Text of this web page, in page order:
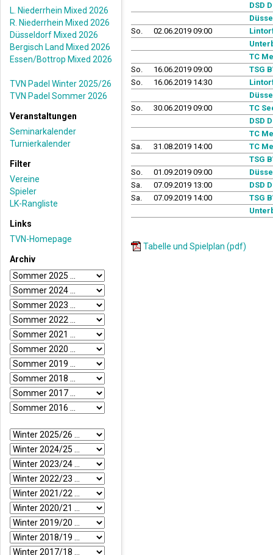
L. Niederrhein Mixed 2026
R. Niederrhein Mixed 2026
Düsseldorf Mixed 2026
Bergisch Land Mixed 2026
Essen/Bottrop Mixed 2026
TVN Padel Winter 2025/26
TVN Padel Sommer 2026
Veranstaltungen
Seminarkalender
Turnierkalender
Filter
Vereine
Spieler
LK-Rangliste
Links
TVN-Homepage
Archiv
DSD
So.
02.06.2019 09:00
TC
So.
16.06.2019 09:00
TSG
So.
16.06.2019 14:30
So.
30.06.2019 09:00
TC
DSD
TC
Sa.
31.08.2019 14:00
TC
TSG
So.
01.09.2019 09:00
Sa.
07.09.2019 13:00
DSD
Sa.
07.09.2019 14:00
TSG
Tabelle und Spielplan (pdf)